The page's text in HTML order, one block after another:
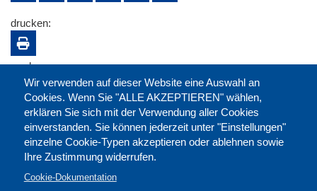
Wir verwenden auf dieser Website eine Auswahl an
Cookies. Wenn Sie "ALLE AKZEPTIEREN" wählen,
erklären Sie sich mit der Verwendung aller Cookies
einverstanden. Sie können jederzeit unter "Einstellungen"
einzelne Cookie-Typen akzeptieren oder ablehnen sowie
Ihre Zustimmung widerrufen.
Cookie-Dokumentation
drucken:
merken: